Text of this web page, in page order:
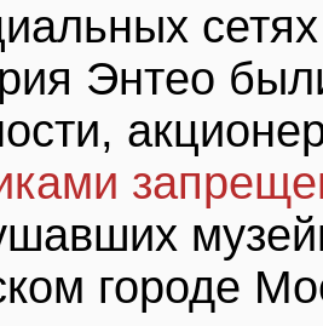
Энтео
городе